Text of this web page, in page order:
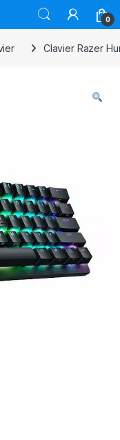
0
Clavier Razer